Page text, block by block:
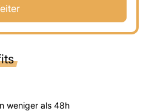
weniger als 48h